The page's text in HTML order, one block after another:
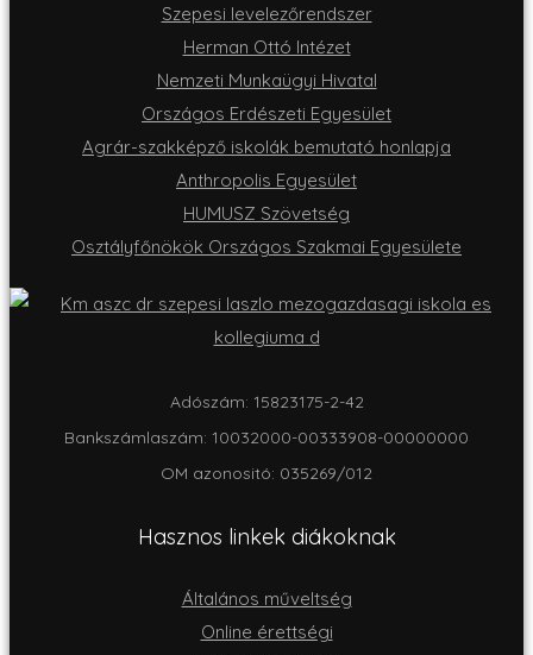
Szepesi levelezőrendszer
Herman Ottó Intézet
Nemzeti Munkaügyi Hivatal
Országos Erdészeti Egyesület
Agrár-szakképző iskolák bemutató honlapja
Anthropolis Egyesület
HUMUSZ Szövetség
Osztályfőnökök Országos Szakmai Egyesülete
Adószám: 15823175-2-42
Bankszámlaszám: 10032000-00333908-00000000
OM azonositó: 035269/012
Hasznos linkek diákoknak
Általános műveltség
Online érettségi